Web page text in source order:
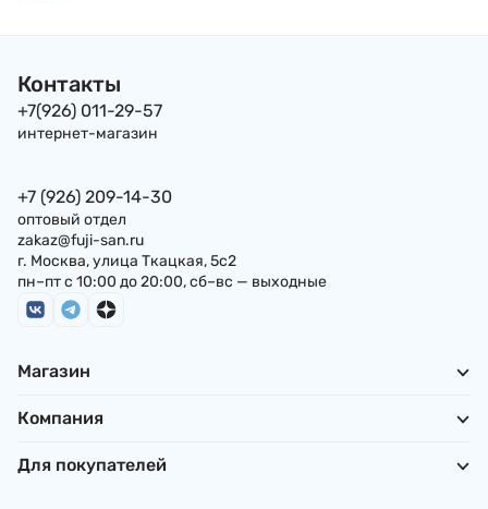
Контакты
+7(926) 011-29-57
интернет-магазин
+7 (926) 209-14-30
оптовый отдел
zakaz@fuji-san.ru
г. Москва, улица Ткацкая, 5с2
пн–пт с 10:00 до 20:00, сб–вс — выходные
Магазин
Компания
Для покупателей